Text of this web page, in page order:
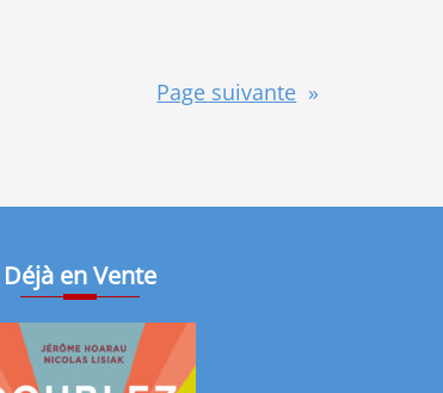
Page suivante »
Déjà en Vente